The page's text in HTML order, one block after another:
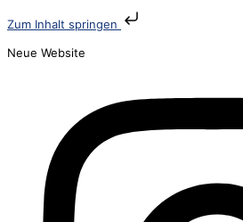
Zum Inhalt springen
Neue Website